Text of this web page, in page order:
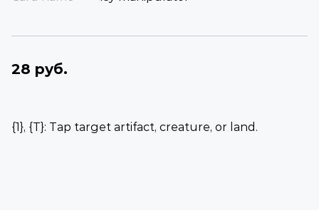
28 руб.
{1}, {T}: Tap target artifact, creature, or land.